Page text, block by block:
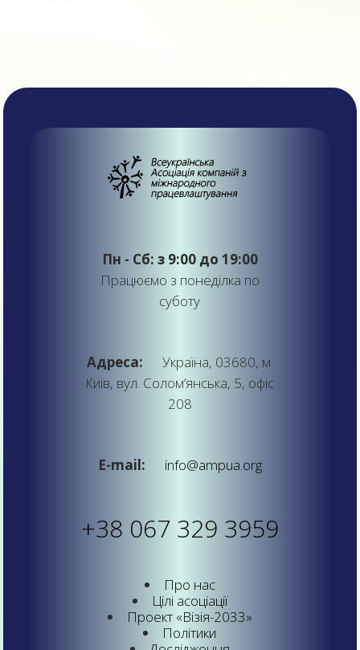
Пн - Сб: з 9:00 до 19:00
Працюємо з понеділка по
суботу
Адреса:
Україна, 03680, м.
Київ, вул. Солом’янська, 5, офіс
208
E-mail: info@ampua.org
+38 067 329 3959
Про нас
Цілі асоціації
Проект «Візія-2033»
Політики